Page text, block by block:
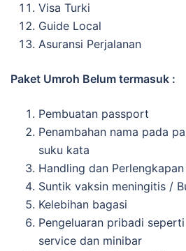
Visa Turki
Guide Local
Asuransi Perjalanan
Paket Umroh Belum termasuk :
Pembuatan passport
Penambahan nama pada
suku kata
Handling dan
Suntik vaksin meningitis /
Kelebihan bagasi
Pengeluaran pribadi
service dan minibar